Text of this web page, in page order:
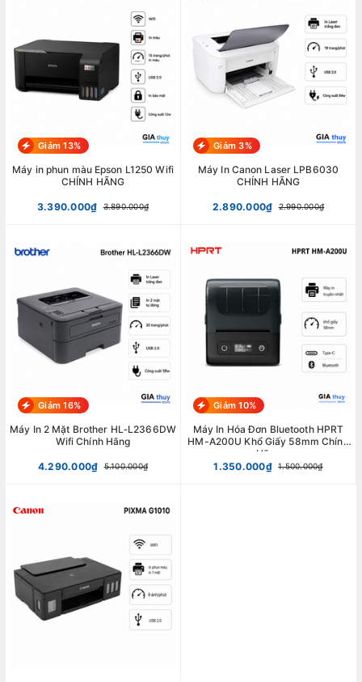
Giảm 13%
Máy in phun màu Epson L1250 Wifi
CHÍNH HÃNG
3.390.000₫ 3.890.000₫
Giảm 3%
Máy In Canon Laser LPB6030
CHÍNH HÃNG
2.890.000₫ 2.990.000₫
Giảm 16%
Máy In 2 Mặt Brother HL‑L2366DW
Wifi Chính Hãng
4.290.000₫ 5.100.000₫
Giảm 10%
Máy In Hóa Đơn Bluetooth HPRT
HM-A200U Khổ Giấy 58mm Chính
Hãng
1.350.000₫
1.500.000₫